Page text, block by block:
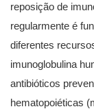
reposição de
regularmente é
diferentes
imunoglobulina
antibióticos
hematopoiéticas